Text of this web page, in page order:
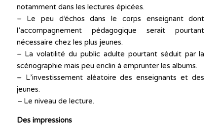
notamment dans les lectures épicées.
– Le peu d’échos dans le corps enseignant dont
l’accompagnement pédagogique serait pourtant
nécessaire chez les plus jeunes.
– La volatilité du public adulte pourtant séduit par la
scénographie mais peu enclin à emprunter les albums.
– L’investissement aléatoire des enseignants et des
jeunes.
– Le niveau de lecture.
Des impressions